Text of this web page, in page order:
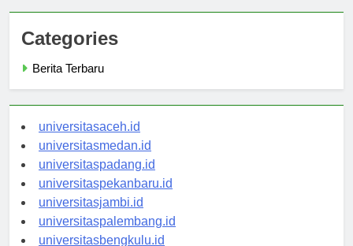
Categories
universitasaceh.id
universitasmedan.id
universitaspadang.id
universitaspekanbaru.id
universitasjambi.id
universitaspalembang.id